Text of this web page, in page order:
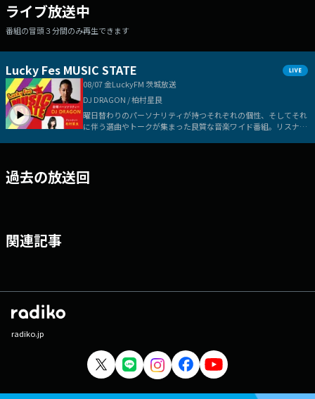
ライブ放送中
番組の冒頭３分間のみ再生できます
Lucky Fes MUSIC STATE
08/07 金LuckyFM 茨城放送
DJ DRAGON / 柏村星良
曜日替わりのパーソナリティが持つそれぞれの個性、そしてそれ
に伴う選曲やトークが集まった良質な音楽ワイド番組。リスナー
生放送でお送りします！ ▼13：30 「Music R」 音楽を年
代ごとにご紹介するコーナー。金曜日はR50。50代の方々が、10
過去の放送回
関連記事
radiko.jp